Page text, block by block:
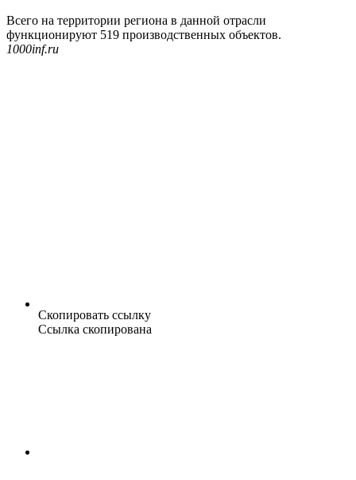
Всего на территории региона в данной отрасли
функционируют 519 производственных объектов.
1000inf.ru
Скопировать ссылку
Ссылка скопирована